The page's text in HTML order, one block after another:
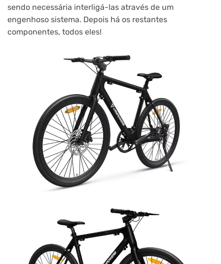
sendo necessária interligá-las através de um
engenhoso sistema. Depois há os restantes
componentes, todos eles!